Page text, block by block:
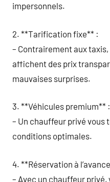
impersonnels.
2. **Tarification fixe** :
– Contrairement aux
affichent des prix
mauvaises surprises.
3. **Véhicules premium** :
– Un chauffeur privé vous
conditions optimales.
4. **Réservation à
– Avec un chauffeur